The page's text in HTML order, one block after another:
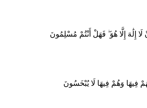
لَا إِلَٰهَ إِلَّا هُوَ ۖ فَهَلْ أَنْتُمْ مُسْلِمُونَ
فِيهَا وَهُمْ فِيهَا لَا يُبْخَسُونَ